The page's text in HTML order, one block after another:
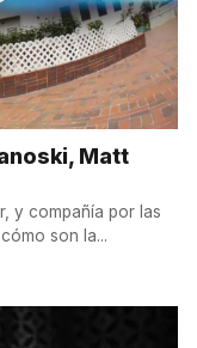
Matt
y compañía por las
son la...